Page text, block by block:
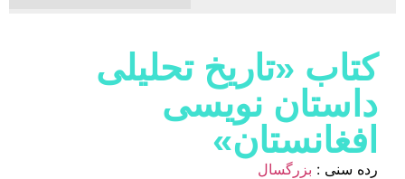
کتاب «تاریخ تحلیلی
داستان نویسی
افغانستان»
رده سنی : بزرگسال